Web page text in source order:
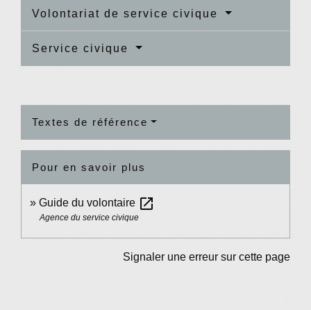
Volontariat de service civique
Service civique
Textes de référence
Pour en savoir plus
Guide du volontaire open_in_new
Agence du service civique
Signaler une erreur sur cette page